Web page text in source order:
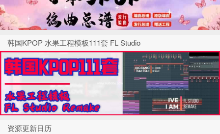
韩国KPOP 水果工程模板111套 FL Studio
资源更新日历